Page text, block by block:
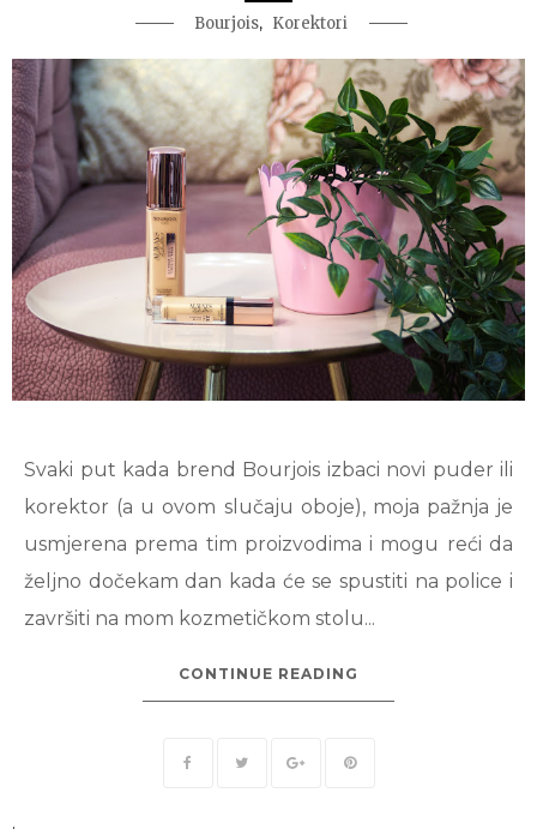
Bourjois, Korektori
Svaki put kada brend Bourjois izbaci novi puder ili
korektor (a u ovom slučaju oboje), moja pažnja je
usmjerena prema tim proizvodima i mogu reći da
željno dočekam dan kada će se spustiti na police i
završiti na mom kozmetičkom stolu...
CONTINUE READING
.